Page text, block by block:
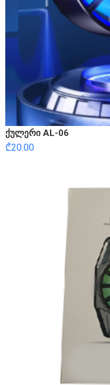
ქულერი AL-06
₾20.00